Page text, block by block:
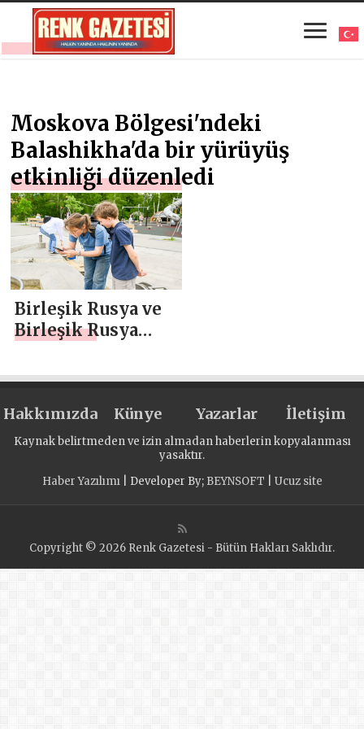
Moskova Bölgesi'ndeki
Balashikha'da bir yürüyüş
etkinliği düzenledi
Birleşik Rusya ve
Birleşik Rusya
Moskova
Balashikha’da bir
yürüyüş etkinliği
Hakkımızda Künye Yazarlar İletişim
Kaynak belirtmeden ve izin almadan haberlerin kopyalanması
yasaktır.
Haber Yazılımı| Developer By; BEYNSOFT Ucuz site
Copyright © 2026 Renk Gazetesi - Bütün Hakları Saklıdır.